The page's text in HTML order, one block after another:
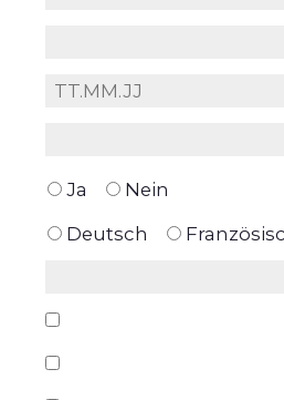
Ja
Nein
Deutsch